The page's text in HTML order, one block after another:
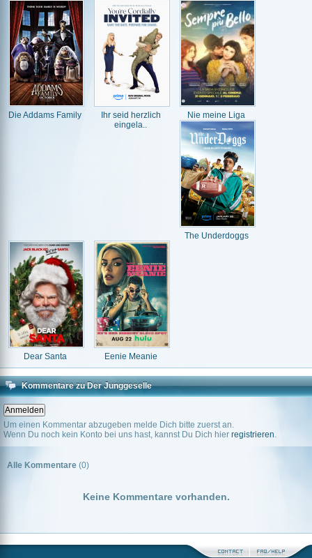
Die Addams Family
Ihr seid herzlich
eingela..
Nie meine Liga
The Underdoggs
Dear Santa Eenie Meanie
Kommentare zu Der Junggeselle
Um einen Kommentar abzugeben melde Dich bitte zuerst an.
Wenn Du noch kein Konto bei uns hast, kannst Du Dich hier registrieren.
Alle Kommentare (0)
Keine Kommentare vorhanden.